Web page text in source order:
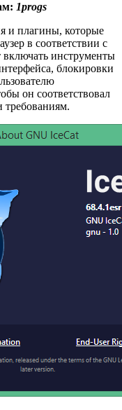
1progs
и плагины, которые
в соответствии с
включать инструменты
блокировки
он соответствовал
требованиям.